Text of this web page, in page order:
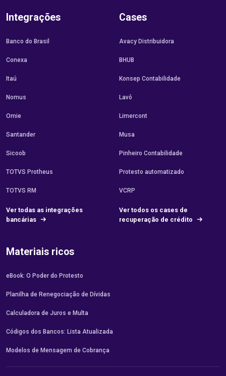
Integrações
Banco do Brasil
Conexa
Itaú
Nomus
Omie
Santander
Sicoob
TOTVS Protheus
TOTVS RM
Ver todas as integrações
bancárias
Cases
Avacy Distribuidora
BHUB
Konsep Contabilidade
Lavô
Limercont
Musa
Pinheiro Contabilidade
Protesto automatizado
VCRP
Ver todos os cases de
recuperação de crédito
Materiais ricos
eBook: O Poder do Protesto
Planilha de Renegociação de Dívidas
Calculadora de Juros e Multa
Códigos dos Bancos: Lista Atualizada
Modelos de Mensagem de Cobrança